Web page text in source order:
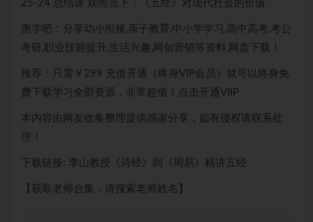
25-24 总结课 观照当下：《五经》对现代社会的价值
惠学吧：分享幼小衔接,亲子教育,中小学学习,高中高考,考公
考研,职业技能提升,生活兴趣,网创营销等资料,网盘下载！
推荐：只需￥299 充值开通（终身VIP会员）就可以 终身免
费下载学习全部资源，非常超值！点击开通VIIP
本内容由网友收集整理提供感谢分享，如有侵权请联系处
理！
下载链接: 李山教授《诗经》到《周易》精讲五经
【获取老师合集，请搜索老师姓名】